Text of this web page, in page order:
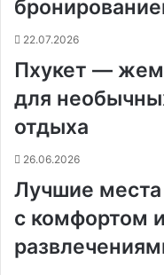
22.07.2026
Пхукет —
для
отдыха
26.06.2026
Лучшие
с комфортом